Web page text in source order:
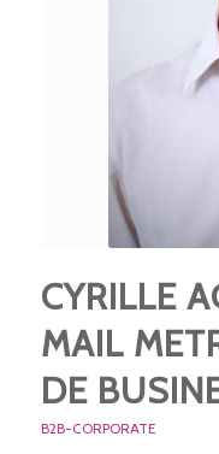
CYRILLE
MAIL
DE
B2B-CORPORATE